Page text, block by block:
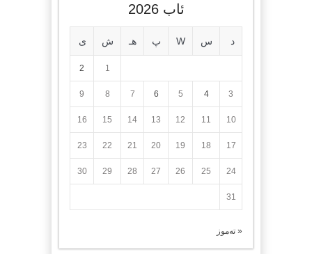
ئاب 2026
د س W پ هـ ش ی
1
2
3
4
5
6
7
8
9
10
11
12
13
14
15
16
17
18
19
20
21
22
23
24
25
26
27
28
29
30
31
« تەموز